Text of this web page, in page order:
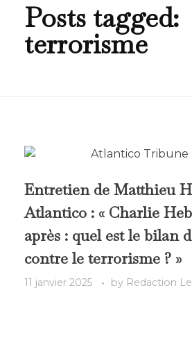
Posts tagged:
terrorisme
Entretien de Matthieu
Atlantico : « Charlie
après : quel est le bilan
contre le terrorisme ? »
11 janvier 2025 by Redaction